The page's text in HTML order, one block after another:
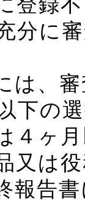
分に
、審
下の
ヶ月
又は
告書